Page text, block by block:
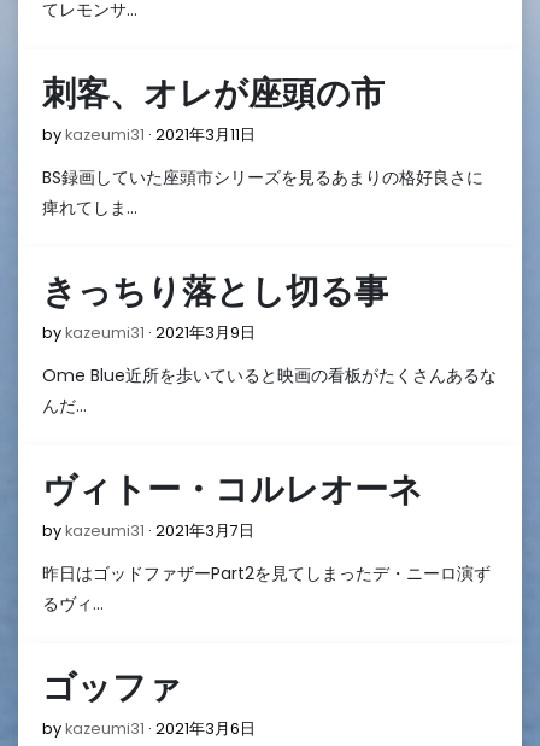
てレモンサ…
刺客、オレが座頭の市
bykazeumi31 2021年3月11日
3
BS録画していた座頭市シリーズを見るあまりの格好良さに
痺れてしま…
きっちり落とし切る事
bykazeumi31 2021年3月9日
3
Ome Blue近所を歩いていると映画の看板がたくさんあるな
んだ…
ヴィトー・コルレオーネ
bykazeumi31 2021年3月7日
3
昨日はゴッドファザーPart2を見てしまったデ・ニーロ演ず
るヴィ…
ゴッファ
bykazeumi31 2021年3月6日